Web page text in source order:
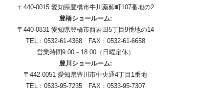
〒440-0015 愛知県豊橋市牛川薬師町107番地の2
豊橋ショールーム:
〒440-0831 愛知県豊橋市西岩田5丁目9番地の14
TEL：0532-61-4368 FAX：0532-61-6658
営業時間9:00～18:00（日曜定休）
豊川ショールーム:
〒442-0051 愛知県豊川市中央通4丁目1番地
TEL：0533-95-7235 FAX：0533-95-7307